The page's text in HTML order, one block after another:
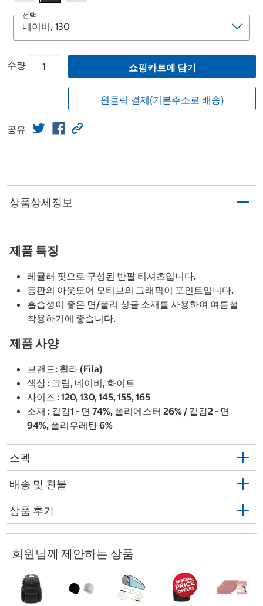
선택
수량 쇼핑카트에 담기
원클릭 결제(기본주소로 배송)
공유
상품상세정보
제품 특징
레귤러 핏으로 구성된 반팔 티셔츠입니다.
등판의 아웃도어 모티브의 그래픽이 포인트입니다.
흡습성이 좋은 면/폴리 싱글 소재를 사용하여 여름철
착용하기에 좋습니다.
제품 사양
브랜드: 휠라 (Fila)
색상 : 크림, 네이비, 화이트
사이즈 : 120, 130, 145, 155, 165
소재 : 겉감1 - 면 74%, 폴리에스터 26% / 겉감2 - 면
94%, 폴리우레탄 6%
스펙
배송 및 환불
상품 후기
회원님께 제안하는 상품